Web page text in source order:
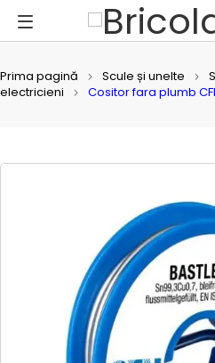
Prima pagină Scule și unelte
electricieni
Cositor fara plumb